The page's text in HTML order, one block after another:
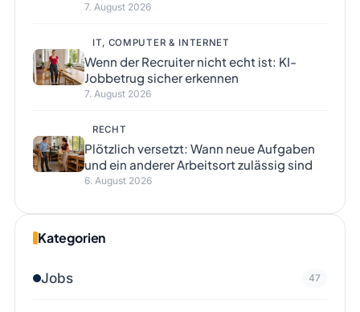
7. August 2026
IT, COMPUTER & INTERNET
Wenn der Recruiter nicht echt ist: KI-
Jobbetrug sicher erkennen
7. August 2026
RECHT
Plötzlich versetzt: Wann neue Aufgaben
und ein anderer Arbeitsort zulässig sind
6. August 2026
Kategorien
Jobs 47